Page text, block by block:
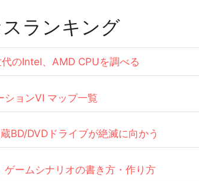
ランキング
のIntel、AMD CPUを調べる
ションVI マップ一覧
BD/DVDドライブが絶滅に向かう
ゲームシナリオの書き方・作り方